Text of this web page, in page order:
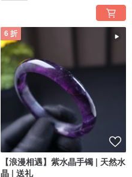
6 折
【浪漫相遇】紫水晶手镯 | 天然水
晶 | 送礼